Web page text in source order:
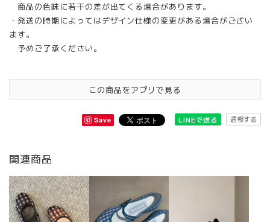
商品の色味に若干の差が出てくる場合があります。
・発送の時期によってはデザイン仕様の変更がある場合がござい
ます。
予めご了承ください。
この商品をアプリで見る
Save LINEで送る 通報する
関連商品